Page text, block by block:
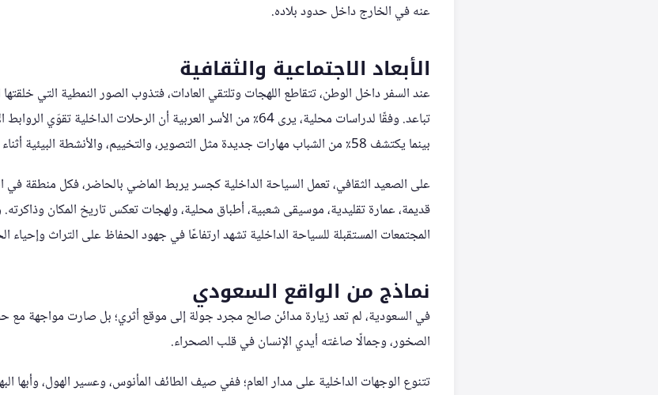
عنه في الخارج داخل حدود بلاده.
الأبعاد الاجتماعية والثقافية
عند السفر داخل الوطن، تتقاطع اللهجات وتلتقي العادات، فتذوب الصور النمطية التي خلقتها
تباعد. وفقًا لدراسات محلية، يرى 64٪ من الأسر العربية أن الرحلات الداخلية
بينما يكتشف 58٪ من الشباب مهارات جديدة مثل التصوير، والتخييم، والأنشطة البيئية أثناء هذه الرحلات.
على الصعيد الثقافي، تعمل السياحة الداخلية كجسر يربط الماضي بالحاضر، فكل منطقة
المجتمعات المستقبلة للسياحة الداخلية تشهد ارتفاعًا في جهود الحفاظ على التراث وإحياء
نماذج من الواقع السعودي
في السعودية، لم تعد زيارة مدائن صالح مجرد جولة إلى موقع أثري؛ بل صارت مواجهة مع
الصخور، وجمالًا صاغته أيدي الإنسان في قلب الصحراء.
تتنوع الوجهات الداخلية على مدار العام؛ ففي صيف الطائف المأنوس، وعسير الهول، وأبها